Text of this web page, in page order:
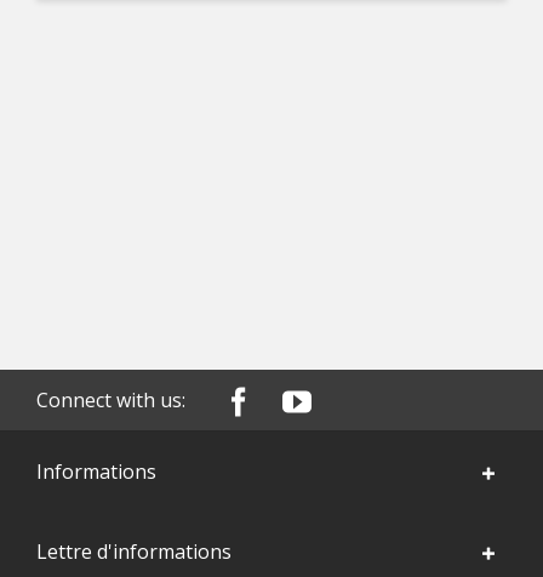
Connect with us:
Informations
Lettre d'informations